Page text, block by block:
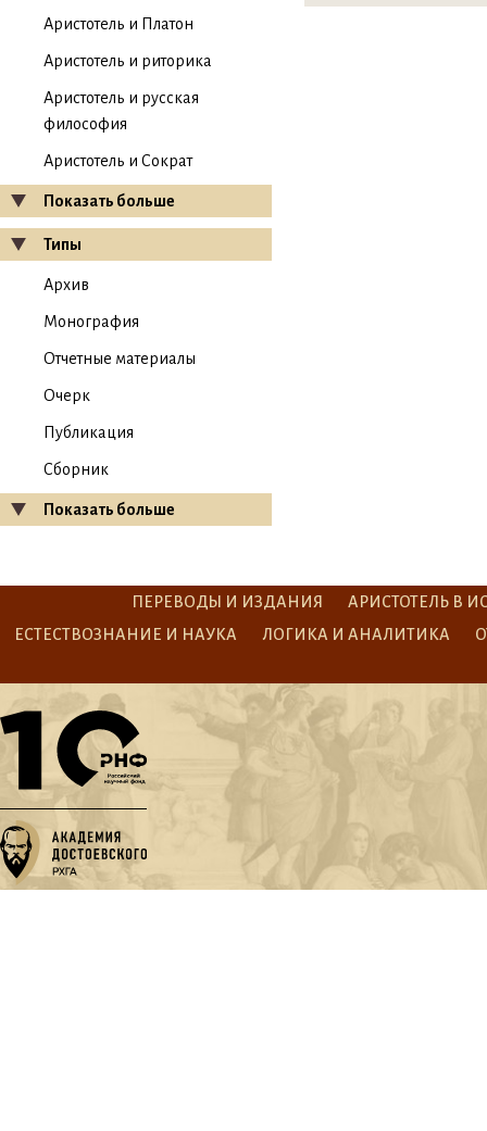
Аристотель и Платон
Аристотель и риторика
Аристотель и русская
философия
Аристотель и Сократ
Показать больше
Типы
Архив
Монография
Отчетные материалы
Очерк
Публикация
Сборник
Показать больше
ПЕРЕВОДЫ И ИЗДАНИЯ
АРИСТОТЕЛЬ В
ЕСТЕСТВОЗНАНИЕ И НАУКА
ЛОГИКА И АНАЛИТИКА